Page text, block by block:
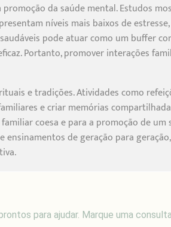
da saúde mental. Estudos
níveis mais baixos de
pode atuar como um buffer
Portanto, promover interações
e tradições. Atividades como
e criar memórias
coesa e para a promoção de um
de geração para
para ajudar. Marque uma